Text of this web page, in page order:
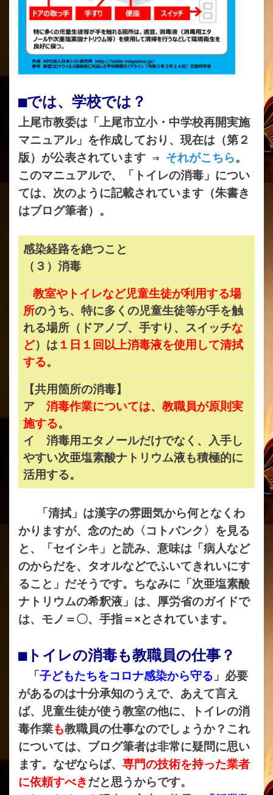
■では、学校では？
上尾市教委は「上尾市立小・中学校再開実施
マニュアル」を作成しており、現在は（第２
版）が公表されています ⇒ それがこちら。
このマニュアルで、「トイレの消毒」 につい
ては、次のように記載されています（朱書き
はブログ筆者）。
感染経路を絶つこと
（３）消毒
教室やトイレなど児童生徒が利用する場
所のうち、特に多くの児童生徒等が手を触
れる場所（ドアノブ、手すり、スイッチな
ど）は １日１回以上消毒液を使用して清拭
する。
【共用箇所の消毒】
ア 消毒作業については、教職員が原則実
施する。
イ 消毒用エタノールだけでなく、入手し
やすい次亜塩素酸ナトリウム液も積極的に
活用する。
「清拭」は漢字の雰囲気から何となくわ
かりますが、念のため〈コトバンク〉を見る
と、「セイシキ」と読み、意味は「病人など
のからだを、タオルなどでふいてきれいにす
ること」だそうです。ちなみに「次亜塩素酸
ナトリウムの希釈液」は、厚労省のガイドで
は、モノ＝〇、手指＝×とされています。
■トイレの消毒も教職員の仕事？
「 子どもたちをコロナ感染から守る 」必要
があるのは十分承知のうえで、あえて言え
ば、児童生徒が使う教室の他に、トイレの消
毒作業も教職員の仕事なのでしょうか？これ
については、ブログ筆者は非常に疑問に思い
ます。なぜならば、 専門の技術を持った業者
に依頼すべきだと思うからです。